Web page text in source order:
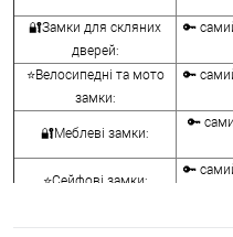
🔐Замки для скляних
дверей:
🔑
⭐Велосипедні та мото
замки:
🔑
🔐Меблеві замки:
🔑
⭐Сейфові замки:
🔑
🔐Кодові замки: